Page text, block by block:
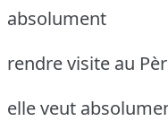
absolument
rendre visite au
elle veut